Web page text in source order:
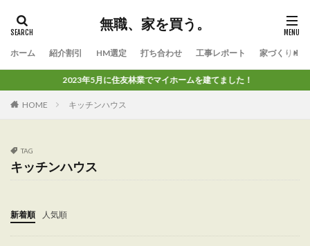
無職、家を買う。
ホーム 紹介割引 HM選定 打ち合わせ 工事レポート 家づくりの
2023年5月に住友林業でマイホームを建てました！
HOME キッチンハウス
TAG
キッチンハウス
新着順 人気順